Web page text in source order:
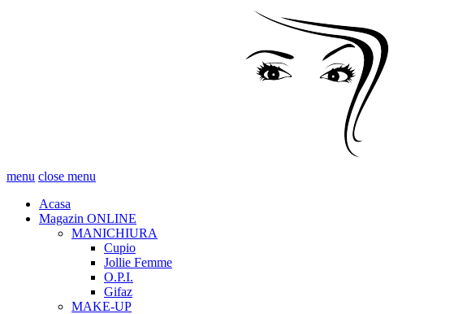
menu close menu
Acasa
Magazin ONLINE
MANICHIURA
Cupio
Jollie Femme
O.P.I.
Gifaz
MAKE-UP